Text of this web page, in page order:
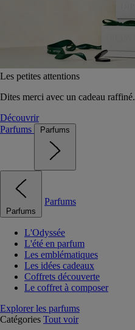
Les petites attentions
Dites merci avec un cadeau raffiné.
Découvrir
Parfums
Parfums
Parfums
Parfums
L'Odyssée
L'été en parfum
Les emblématiques
Les idées cadeaux
Coffrets découverte
Le coffret à composer
Explorer les parfums
Catégories Tout voir